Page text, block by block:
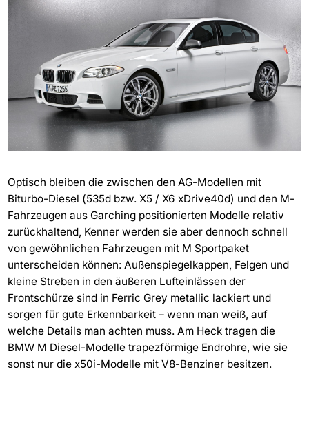
Optisch bleiben die zwischen den AG-Modellen mit
Biturbo-Diesel (535d bzw. X5 / X6 xDrive40d) und den M-
Fahrzeugen aus Garching positionierten Modelle relativ
zurückhaltend, Kenner werden sie aber dennoch schnell
von gewöhnlichen Fahrzeugen mit M Sportpaket
unterscheiden können: Außenspiegelkappen, Felgen und
kleine Streben in den äußeren Lufteinlässen der
Frontschürze sind in Ferric Grey metallic lackiert und
sorgen für gute Erkennbarkeit – wenn man weiß, auf
welche Details man achten muss. Am Heck tragen die
BMW M Diesel-Modelle trapezförmige Endrohre, wie sie
sonst nur die x50i-Modelle mit V8-Benziner besitzen.